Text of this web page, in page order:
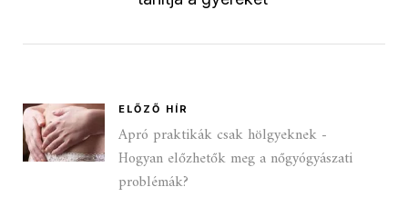
ELŐZŐ HÍR
Apró praktikák csak hölgyeknek -
Hogyan előzhetők meg a nőgyógyászati
problémák?